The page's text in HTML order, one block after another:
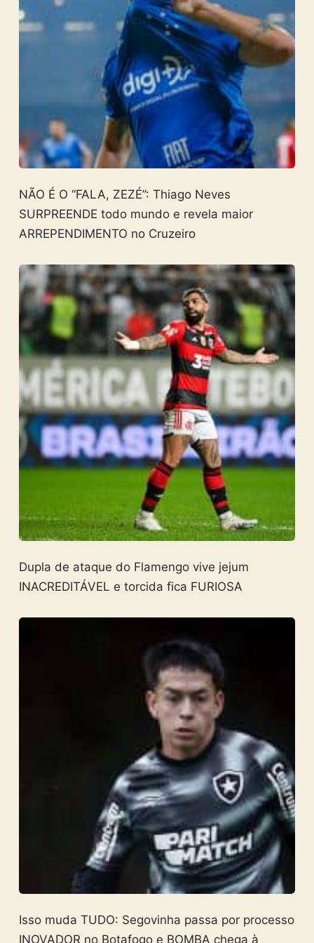
NÃO É O “FALA, ZEZÉ”: Thiago Neves
SURPREENDE todo mundo e revela maior
ARREPENDIMENTO no Cruzeiro
Dupla de ataque do Flamengo vive jejum
INACREDITÁVEL e torcida fica FURIOSA
Isso muda TUDO: Segovinha passa por processo
INOVADOR no Botafogo e BOMBA chega à